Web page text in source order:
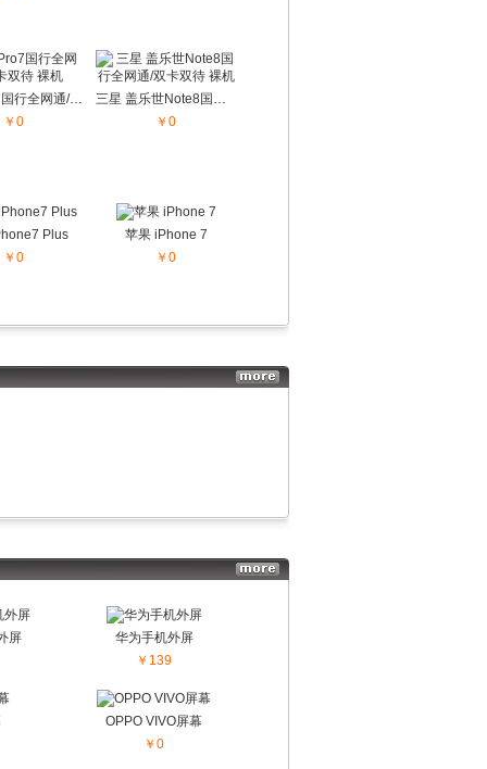
魅族 Pro7国行全网通/双卡双待 裸机
￥0
三星 盖乐世Note8国行全网通/双卡双待 裸机
￥0
Plus
￥0
苹果 iPhone 7
￥0
更多...
屏
华为手机外屏
￥139
OPPO VIVO屏幕
￥0